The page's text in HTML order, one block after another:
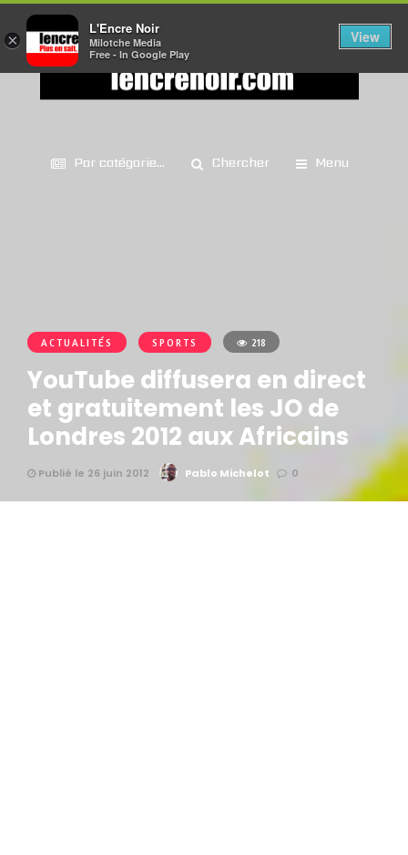
Par catégorie... Chercher Menu
ACTUALITÉS SPORTS 218
YouTube diffusera en direct
et gratuitement les JO de
Londres 2012 aux Africains
Publié le 26 juin 2012 Pablo Michelot 0
×
L'Encre Noir
Milotche Media
Free - In Google Play
View